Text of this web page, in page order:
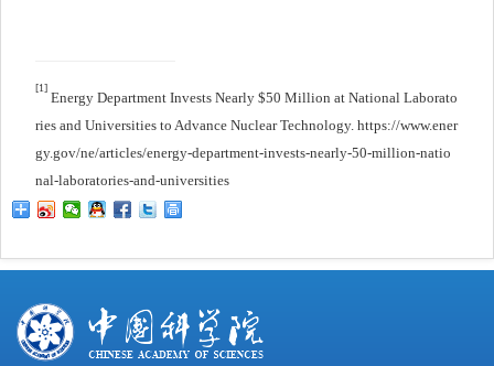
[1]
Energy Department Invests Nearly $50 Million at National Laborato
ries and Universities to Advance Nuclear Technology. https://www.ener
gy.gov/ne/articles/energy-department-invests-nearly-50-million-natio
nal-laboratories-and-universities